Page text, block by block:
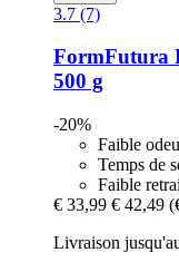
3.7 (7)
FormFutura
500 g
-20%
Faible
Temps de
Faible
€ 33,99 € 42,49
Livraison